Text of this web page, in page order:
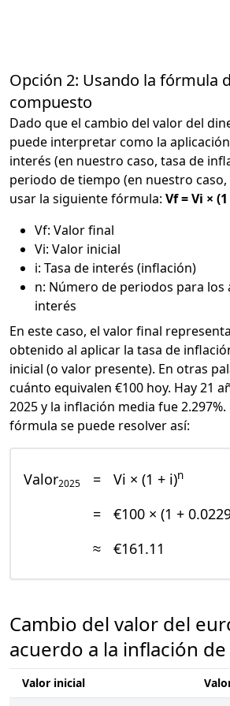
Opción 2: Usando la fórmula
compuesto
Dado que el cambio del valor del
puede interpretar como la
interés (en nuestro caso, tasa de
periodo de tiempo (en nuestro caso,
usar la siguiente fórmula: Vf = Vi ×
Vf: Valor final
Vi: Valor inicial
i: Tasa de interés (inflación)
n: Número de periodos para los
interés
En este caso, el valor final
obtenido al aplicar la tasa de
inicial (o valor presente). En otras
cuánto equivalen €100 hoy. Hay 21
2025 y la inflación media fue 2.297%.
fórmula se puede resolver así:
Valor2025 = Vi × (1 + i)n
= €100 × (1 +
≈ €161.11
Cambio del valor del
acuerdo a la inflación
Valor inicial